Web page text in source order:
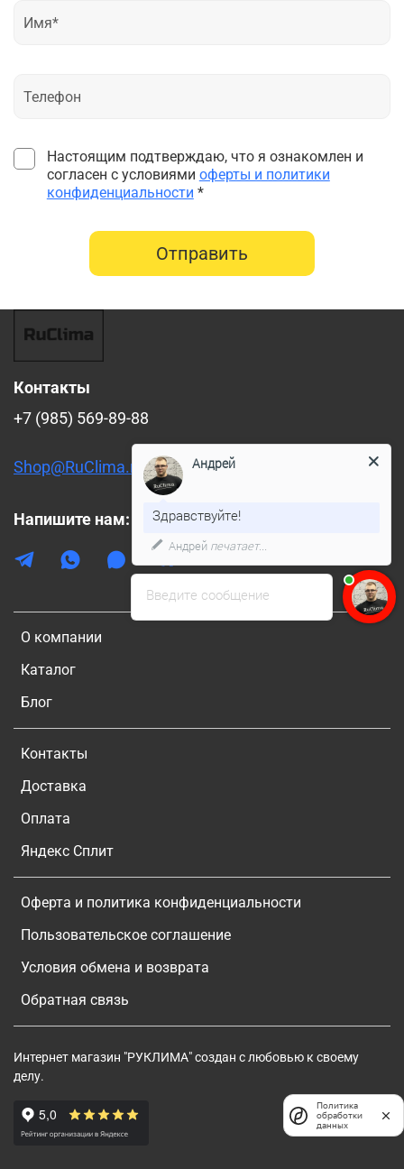
Настоящим подтверждаю, что я ознакомлен и
согласен с условиями оферты и политики
конфиденциальности *
Отправить
О компании
Каталог
Блог
Контакты
Доставка
Оплата
Яндекс Сплит
Оферта и политика конфиденциальности
Пользовательское соглашение
Условия обмена и возврата
Обратная связь
Контакты
+7 (985) 569-89-88
Shop@RuClima.ru
Напишите нам:
Интернет магазин "РУКЛИМА" создан с любовью к своему
делу.
Введите сообщение
Андрей
Здравствуйте!
Андрей печатает...
Политика
обработки
данных